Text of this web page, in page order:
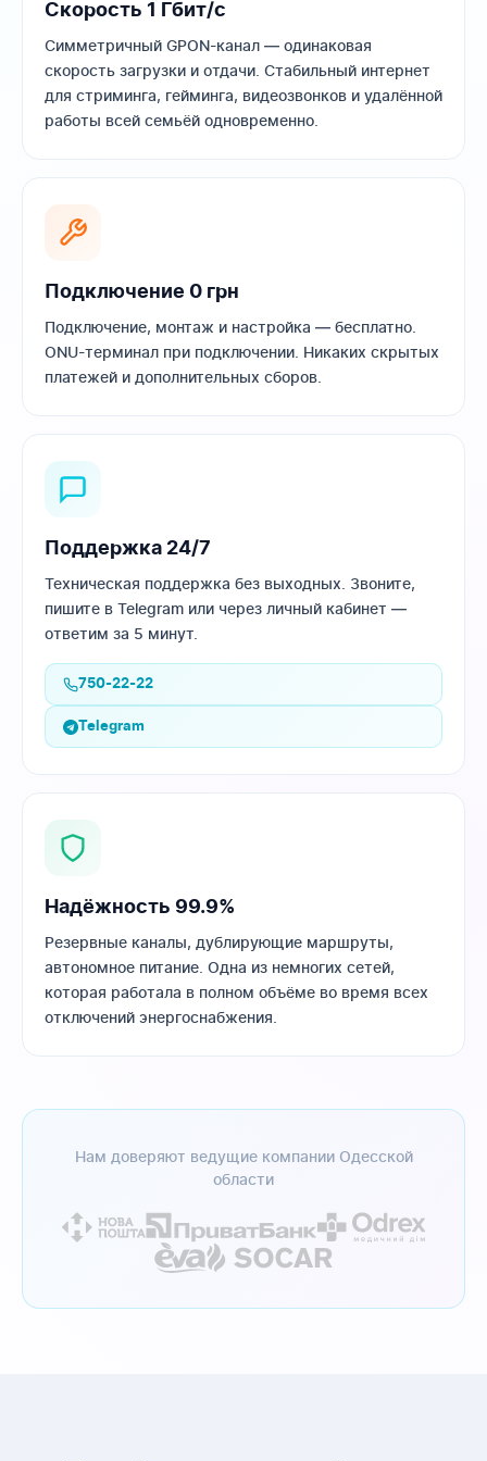
Скорость 1 Гбит/с
Симметричный GPON-канал — одинаковая
скорость загрузки и отдачи. Стабильный интернет
для стриминга, гейминга, видеозвонков и удалённой
работы всей семьёй одновременно.
Подключение 0 грн
Подключение, монтаж и настройка — бесплатно.
ONU-терминал при подключении. Никаких скрытых
платежей и дополнительных сборов.
Поддержка 24/7
Техническая поддержка без выходных. Звоните,
пишите в Telegram или через личный кабинет —
ответим за 5 минут.
750-22-22
Telegram
Надёжность 99.9%
Резервные каналы, дублирующие маршруты,
автономное питание. Одна из немногих сетей,
которая работала в полном объёме во время всех
отключений энергоснабжения.
Нам доверяют ведущие компании Одесской
области